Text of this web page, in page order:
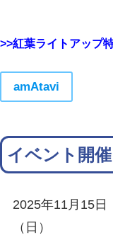
>>紅葉ライトアップ
amAtavi
イベント開催
2025年11月15
（日）